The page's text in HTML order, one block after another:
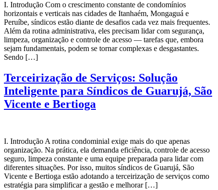
I. Introdução Com o crescimento constante de condomínios
horizontais e verticais nas cidades de Itanhaém, Mongaguá e
Peruíbe, síndicos estão diante de desafios cada vez mais frequentes.
Além da rotina administrativa, eles precisam lidar com segurança,
limpeza, organização e controle de acesso — tarefas que, embora
sejam fundamentais, podem se tornar complexas e desgastantes.
Sendo […]
Terceirização de Serviços: Solução
Inteligente para Síndicos de Guarujá, São
Vicente e Bertioga
I. Introdução A rotina condominial exige mais do que apenas
organização. Na prática, ela demanda eficiência, controle de acesso
seguro, limpeza constante e uma equipe preparada para lidar com
diferentes situações. Por isso, muitos síndicos de Guarujá, São
Vicente e Bertioga estão adotando a terceirização de serviços como
estratégia para simplificar a gestão e melhorar […]